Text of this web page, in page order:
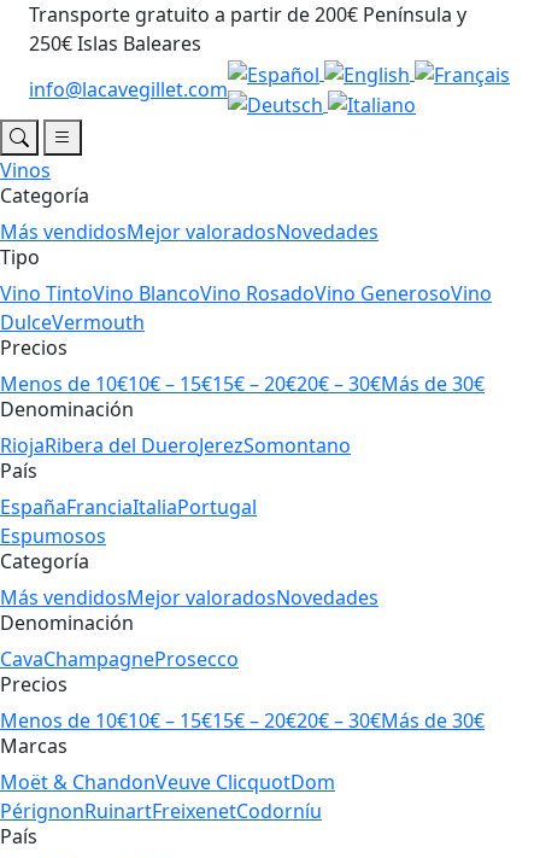
Transporte gratuito a partir de 200€ Península y
250€ Islas Baleares
info@lacavegillet.com
Vinos
Categoría
Más vendidosMejor valoradosNovedades
Tipo
Vino TintoVino BlancoVino RosadoVino GenerosoVino
DulceVermouth
Precios
Menos de 10€10€ – 15€15€ – 20€20€ – 30€Más de 30€
Denominación
RiojaRibera del DueroJerezSomontano
País
EspañaFranciaItaliaPortugal
Espumosos
Categoría
Más vendidosMejor valoradosNovedades
Denominación
CavaChampagneProsecco
Precios
Menos de 10€10€ – 15€15€ – 20€20€ – 30€Más de 30€
Marcas
Moët & ChandonVeuve ClicquotDom
PérignonRuinartFreixenetCodorníu
País